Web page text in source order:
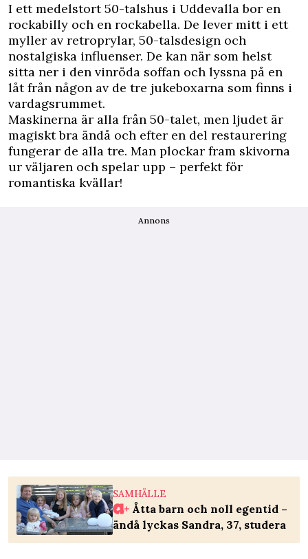
I ett medelstort 50-talshus i Uddevalla bor en
rockabilly och en rockabella. De lever mitt i ett
myller av retroprylar, 50-talsdesign och
nostalgiska influenser. De kan när som helst
sitta ner i den vinröda soffan och lyssna på en
låt från någon av de tre jukeboxarna som finns i
vardagsrummet.
Maskinerna är alla från 50-talet, men ljudet är
magiskt bra ändå och efter en del restaurering
fungerar de alla tre. Man plockar fram skivorna
ur väljaren och spelar upp – perfekt för
romantiska kvällar!
Annons
SAMHÄLLE
Åtta barn och noll egentid –
ändå lyckas Sandra, 37, studera